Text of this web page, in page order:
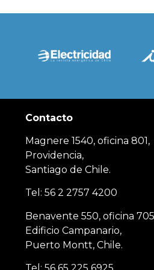
Contacto
Magnere 1540, oficina 801,
Providencia,
Santiago de Chile.
Tel: 56 2 2757 4200
Benavente 550, oficina
Edificio Campanario,
Puerto Montt, Chile.